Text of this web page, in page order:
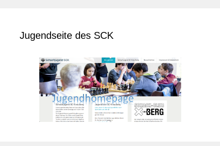
Jugendseite des SCK